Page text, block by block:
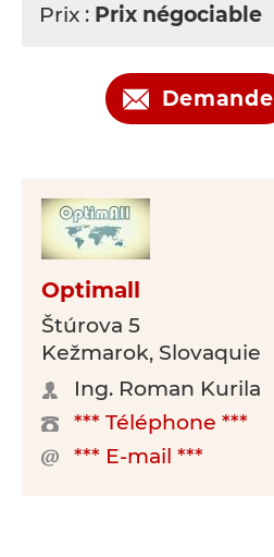
Prix : Prix négociable
Demande
Optimall
Štúrova 5
Kežmarok, Slovaquie
Ing. Roman Kurila
*** Téléphone ***
*** E-mail ***